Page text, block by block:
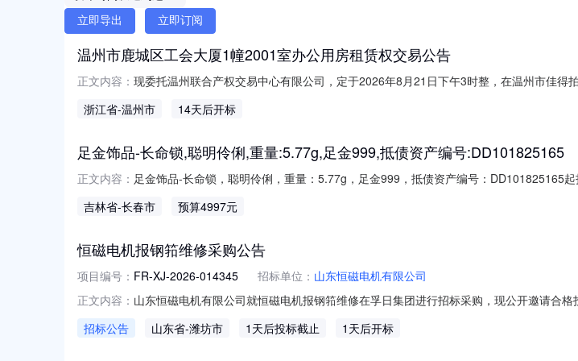
立即导出 立即订阅
温州市鹿城区工会大厦1幢2001室办公用房租赁权交易公告
正文内容： 现委托温州联合产权交易中心有限公司，定于2026年8月21日下午3时整，在温州市佳得
西路工会大厦1幢2001室1021.89办公2733.1259.94有1二、承租人条件：(一)意向承租
浙江省-温州市 14天后开标
足金饰品-长命锁,聪明伶俐,重量:5.77g,足金999,抵债资产编号:DD101825165
正文内容： 足金饰品-长命锁，聪明伶俐，重量：5.77g，足金999，抵债资产编号：DD101825165
默认认可标的物存在及可能存在的瑕疵。基于标的的特殊性，本次拍卖标的成交后概不
吉林省-长春市 预算4997元
恒磁电机报钢筘维修采购公告
项目编号： FR-XJ-2026-014345 招标单位： 山东恒磁电机有限公司
正文内容： 山东恒磁电机有限公司就恒磁电机报钢筘维修在孚日集团进行招标采购，现公开邀请合
加我公司招标、竞价、询比价项目即认为对外我公司项目内容予以认可，项目内容为合
招标公告 山东省-潍坊市 1天后投标截止 1天后开标